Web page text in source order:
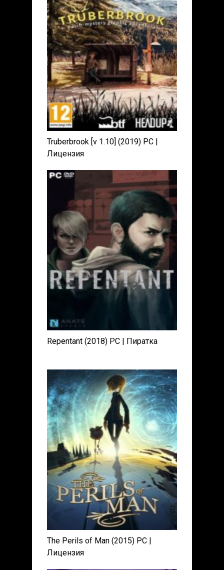
Truberbrook [v 1.10] (2019) PC |
Лицензия
Repentant (2018) PC | Пиратка
The Perils of Man (2015) PC |
Лицензия